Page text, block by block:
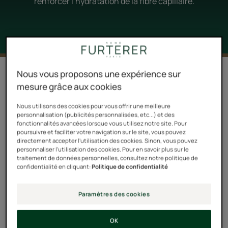
5 résultats pour "Céramide"
hydratant
gainant
Masque hydratant
nourrissant
lissant
Masque nourrissant
Nous vous proposons une expérience sur
mesure grâce aux cookies
Nous utilisons des cookies pour vous offrir une meilleure
personnalisation (publicités personnalisées, etc...) et des
fonctionnalités avancées lorsque vous utilisez notre site. Pour
poursuivre et faciliter votre navigation sur le site, vous pouvez
directement accepter l'utilisation des cookies. Sinon, vous pouvez
personnaliser l'utilisation des cookies. Pour en savoir plus sur le
traitement de données personnelles, consultez notre politique de
confidentialité en cliquant:Politique de confidentialité
Paramètres des cookies
OK